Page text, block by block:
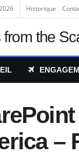
Historique
from the
–